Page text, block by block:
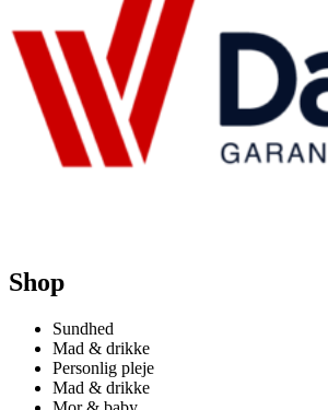
Shop
Sundhed
Mad & drikke
Personlig pleje
Mad & drikke